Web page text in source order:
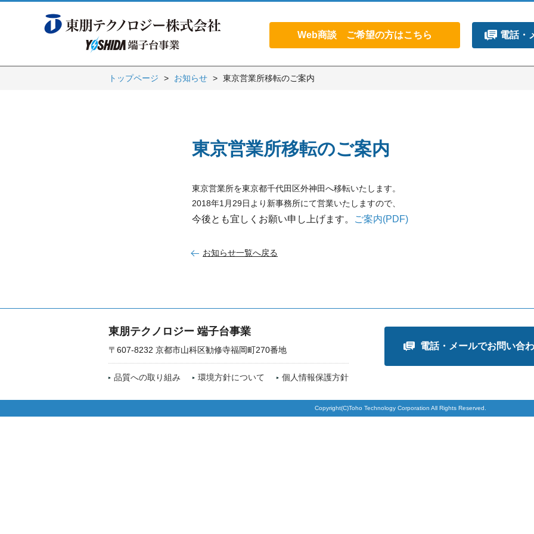
Web商談 ご希望の方はこちら 電話・
トップページ お知らせ 東京営業所移転のご案内
東京営業所移転のご案内
東京営業所を東京都千代田区外神田へ移転いたします。
2018年1月29日より新事務所にて営業いたしますので、
今後とも宜しくお願い申し上げます。 ご案内(PDF)
お知らせ一覧へ戻る
東朋テクノロジー 端子台事業
〒607-8232 京都市山科区勧修寺福岡町270番地
品質への取り組み 環境方針について 個人情報保護方針
電話・メールでお問い合
Copyright(C)Toho Technology Corporation All Rights Reserved.